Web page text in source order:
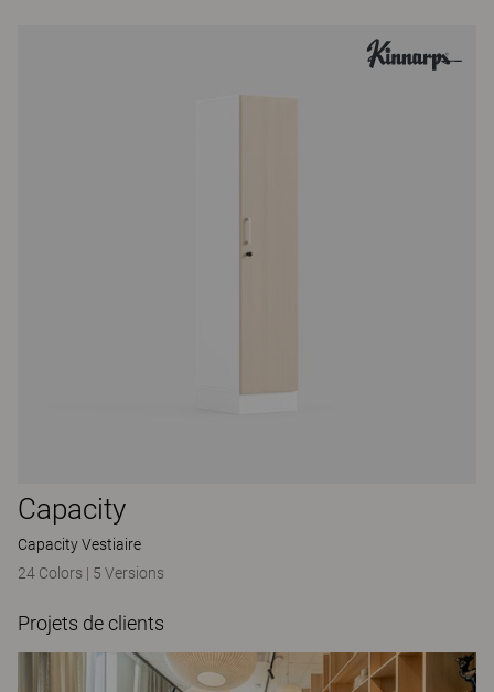
Capacity
Capacity Vestiaire
24 Colors | 5 Versions
Projets de clients